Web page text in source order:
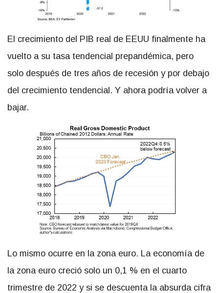
El crecimiento del PIB real de EEUU finalmente ha
vuelto a su tasa tendencial prepandémica, pero
solo después de tres años de recesión y por debajo
del crecimiento tendencial. Y ahora podría volver a
bajar.
Lo mismo ocurre en la zona euro. La economía de
la zona euro creció solo un 0,1 % en el cuarto
trimestre de 2022 y si se descuenta la absurda cifra